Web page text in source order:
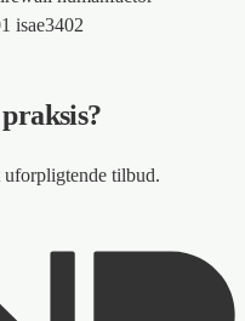
isae3402
uforpligtende tilbud.